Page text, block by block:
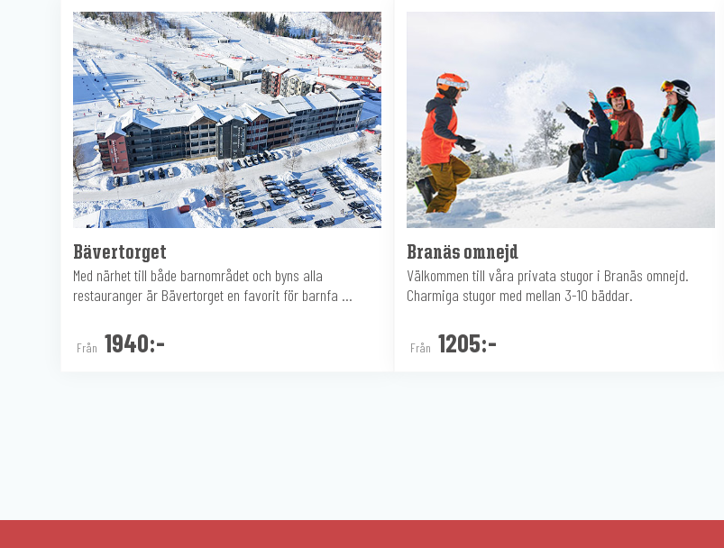
Bävertorget
Med närhet till både barnområdet och byns alla
restauranger är Bävertorget en favorit för barnfa ...
Från 1940:-
Branäs omnejd
Välkommen till våra privata stugor i Branäs omnejd.
Charmiga stugor med mellan 3-10 bäddar.
Från 1205:-